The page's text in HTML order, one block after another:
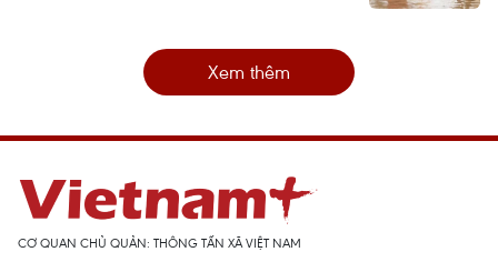
Xem thêm
CƠ QUAN CHỦ QUẢN: THÔNG TẤN XÃ VIỆT NAM